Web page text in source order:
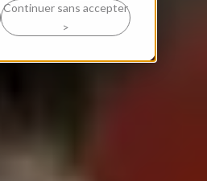
Continuer sans accepter
>